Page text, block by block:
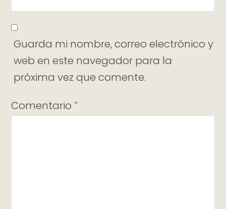
Guarda mi nombre, correo electrónico y
web en este navegador para la
próxima vez que comente.
Comentario *